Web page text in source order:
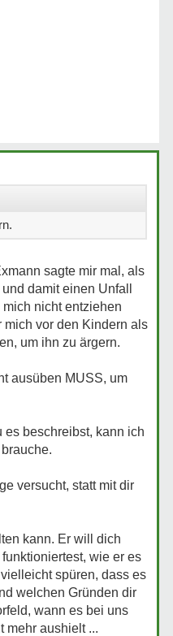
sagte mir mal, als
damit einen Unfall
nicht entziehen
mich vor den Kindern als
um ihn zu ärgern.
ausüben MUSS, um
es beschreibst, kann ich
versucht, statt mit dir
kann. Er will dich
wie er es
spüren, dass es
welchen Gründen dir
wann es bei uns
mehr aushielt ...